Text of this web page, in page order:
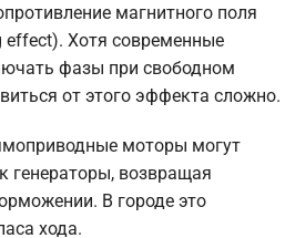
магнитного поля
Хотя современные
фазы при свободном
от этого эффекта сложно.
моторы могут
генераторы, возвращая
В городе это
хода.